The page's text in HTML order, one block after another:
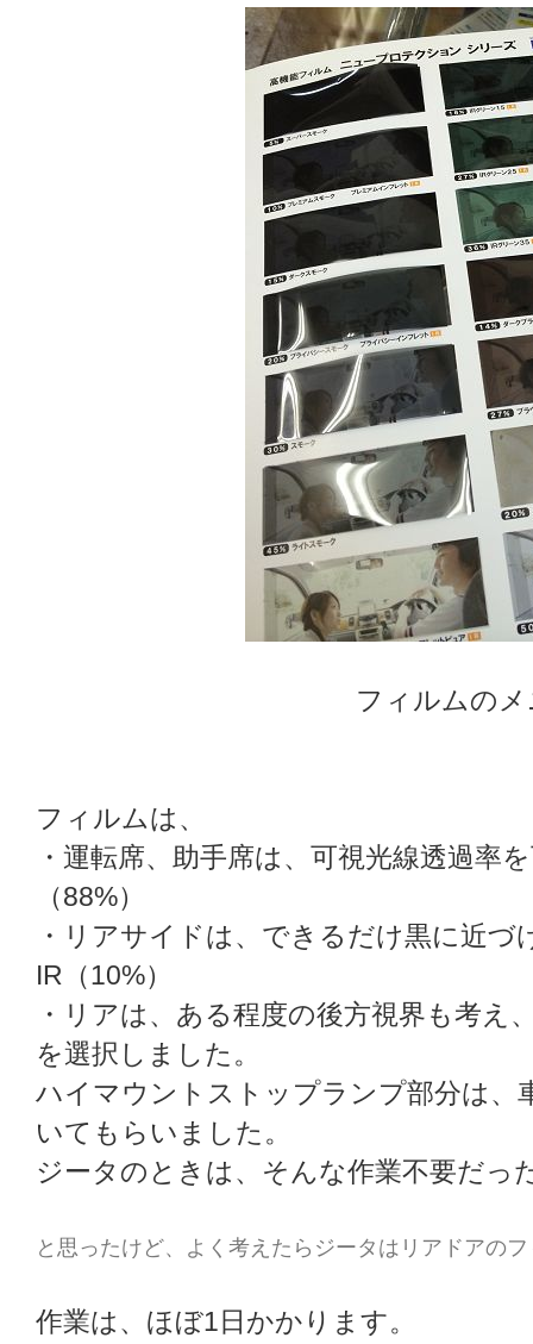
フィルムの
フィルムは、
・運転席、助手席は、可視光線透過率
（88%）
・リアサイドは、できるだけ黒に近
IR（10%）
・リアは、ある程度の後方視界も考え
を選択しました。
ハイマウントストップランプ部分は、
いてもらいました。
ジータのときは、そんな作業不要だっ
と思ったけど、よく考えたらジータはリアドアの
作業は、ほぼ1日かかります。